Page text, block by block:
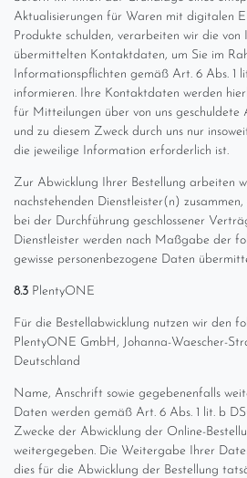
Aktualisierungen für Waren mit digitalen
Produkte schulden, verarbeiten wir die von
übermittelten Kontaktdaten, um Sie im
Informationspflichten gemäß Art. 6 Abs. 1
informieren. Ihre Kontaktdaten werden
für Mitteilungen über von uns geschuldete
und zu diesem Zweck durch uns nur
die jeweilige Information erforderlich ist.
Zur Abwicklung Ihrer Bestellung arbeiten
nachstehenden Dienstleister(n)
bei der Durchführung geschlossener
Dienstleister werden nach Maßgabe der
gewisse personenbezogene Daten
8.3 PlentyONE
Für die Bestellabwicklung nutzen wir den
PlentyONE GmbH, Johanna-Waescher-
Deutschland
Name, Anschrift sowie gegebenenfalls
Daten werden gemäß Art. 6 Abs. 1 lit. b
Zwecke der Abwicklung der Online-
weitergegeben. Die Weitergabe Ihrer
dies für die Abwicklung der Bestellung